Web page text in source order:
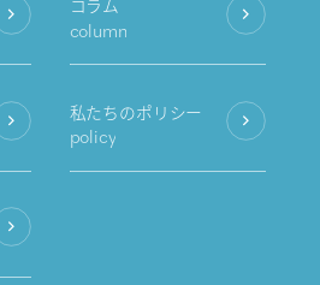
コラム
column
私たちのポリシー
policy